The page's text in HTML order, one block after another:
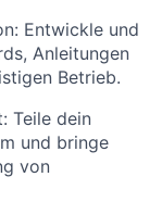
Entwickle und
Anleitungen
Betrieb.
Teile dein
und bringe
von